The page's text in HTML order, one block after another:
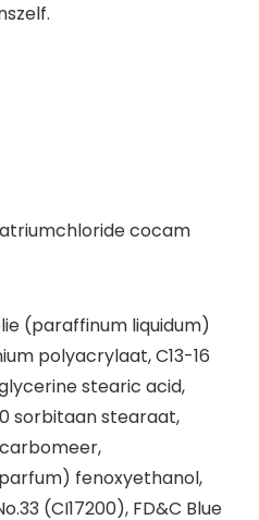
cocam
(paraffinum liquidum)
polyacrylaat, C13-16
stearic acid,
sorbitaan stearaat,
fenoxyethanol,
(CI17200), FD&C Blue